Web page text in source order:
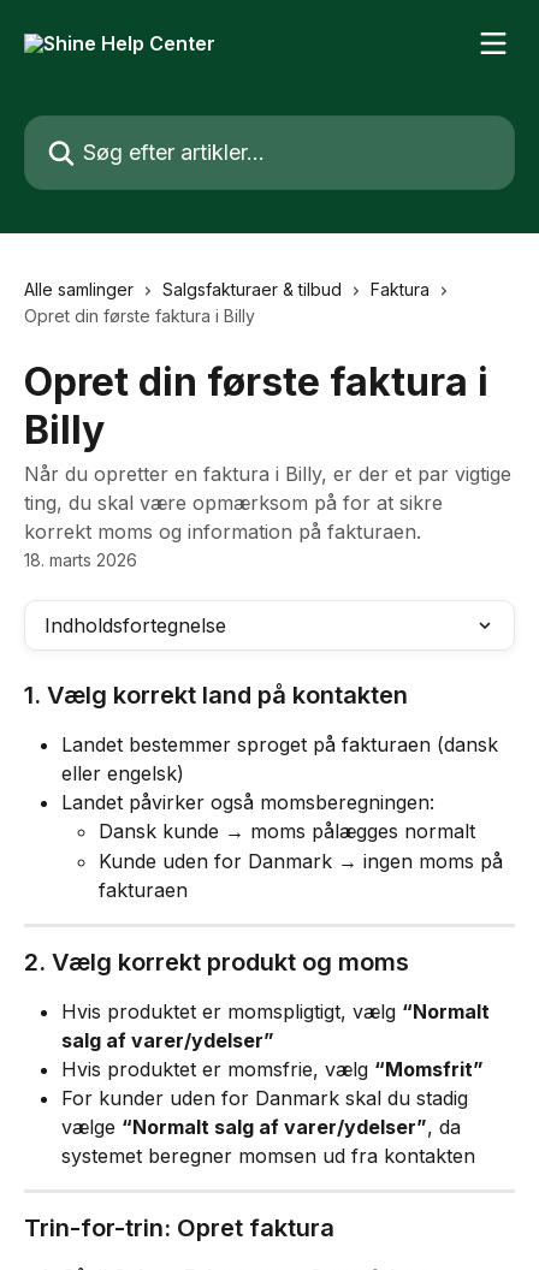
Søg efter artikler...
Alle samlinger Salgsfakturaer & tilbud
Faktura
Opret din første faktura i Billy
Opret din første faktura i
Billy
Når du opretter en faktura i Billy, er der et par vigtige
ting, du skal være opmærksom på for at sikre
korrekt moms og information på fakturaen.
18. marts 2026
Indholdsfortegnelse
1. Vælg korrekt land på kontakten
Landet bestemmer sproget på fakturaen (dansk
eller engelsk)
Landet påvirker også momsberegningen:
Dansk kunde → moms pålægges normalt
Kunde uden for Danmark → ingen moms på
fakturaen
2. Vælg korrekt produkt og moms
Hvis produktet er momspligtigt, vælg “Normalt
salg af varer/ydelser”
Hvis produktet er momsfrie, vælg “Momsfrit”
For kunder uden for Danmark skal du stadig
vælge “Normalt salg af varer/ydelser”, da
systemet beregner momsen ud fra kontakten
Trin-for-trin: Opret faktura